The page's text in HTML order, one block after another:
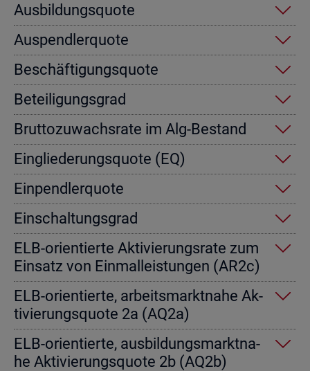
Aus­bil­dungs­quo­te
Aus­pend­ler­quo­te
Be­schäf­ti­gungs­quo­te
Be­tei­li­gungs­grad
Brut­to­zu­wachs­ra­te im Alg-Be­stand
Ein­glie­de­rungs­quo­te (EQ)
Ein­pend­ler­quo­te
Ein­schal­tungs­grad
ELB-ori­en­tier­te Ak­ti­vie­rungs­ra­te zum
Ein­satz von Einmal­leis­tun­gen (AR2c)
ELB-ori­en­tier­te, ar­beits­markt­na­he Ak­
ti­vie­rungs­quo­te 2a (AQ2a)
ELB-ori­en­tier­te, aus­bil­dungs­markt­na­
he Ak­ti­vie­rungs­quo­te 2b (AQ2b)